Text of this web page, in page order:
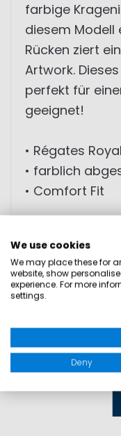
farbige
diesem Modell
Rücken ziert
Artwork.
perfekt für
geeignet!
• Régates
• farblich
• Comfort Fit
We use cookies
We may place these for
website, show
experience. For more
settings.
Deny